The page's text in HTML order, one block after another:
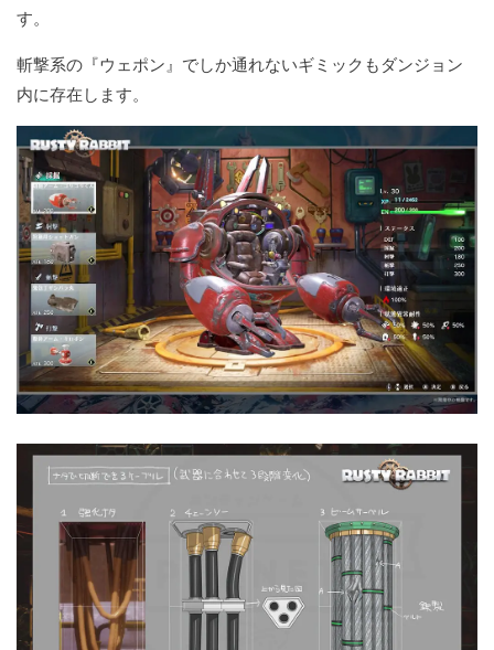
す。
斬撃系の『ウェポン』でしか通れないギミックもダンジョン
内に存在します。